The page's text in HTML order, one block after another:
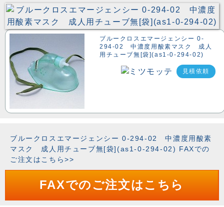
ブルークロスエマージェンシー 0-
294-02 中濃度用酸素マスク 成人
用チューブ無[袋](as1-0-294-02)
見積依頼
ブルークロスエマージェンシー 0-294-02 中濃度用酸素
マスク 成人用チューブ無[袋](as1-0-294-02) FAXでの
ご注文はこちら>>
FAXでのご注文はこちら